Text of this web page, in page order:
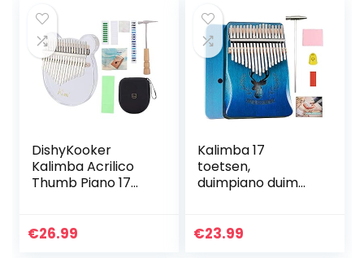
DishyKooker
Kalimba Acrilico
Thumb Piano 17
Martello Gig Bag
€26.99
Kalimba 17
toetsen,
duimpiano duim
instrument, met
€23.99